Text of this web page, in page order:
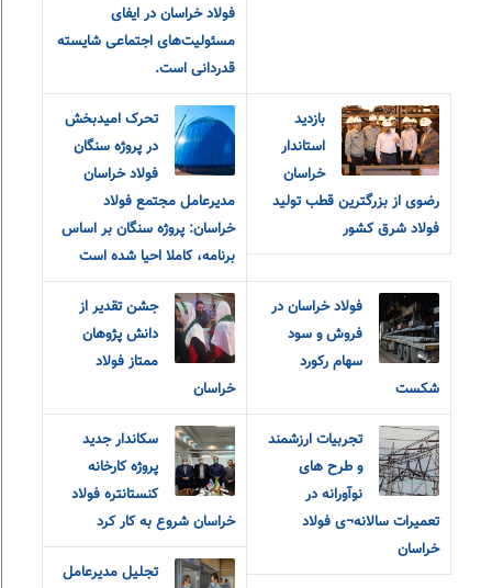
فولاد خراسان در ایفای
مسئولیت‌های اجتماعی شایسته
قدردانی است.
بازدید
استاندار
خراسان
رضوی از بزرگترین قطب تولید
فولاد شرق کشور
تحرک امیدبخش
در پروژه سنگان
فولاد خراسان
مدیرعامل مجتمع فولاد
خراسان: پروژه سنگان بر اساس
برنامه، کاملا احیا شده است
فولاد خراسان در
فروش و سود
سهام رکورد
شکست
جشن تقدیر از
دانش پژوهان
ممتاز فولاد
خراسان
تجربیات ارزشمند
و طرح های
نوآورانه در
تعمیرات سالانه¬ی فولاد
خراسان
سکاندار جدید
پروژه کارخانه
کنستانتره فولاد
خراسان شروع به کار کرد
تجلیل مدیرعامل